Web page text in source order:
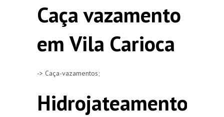
Caça vazamento
em Vila Carioca
-> Caça-vazamentos;
Hidrojateamento